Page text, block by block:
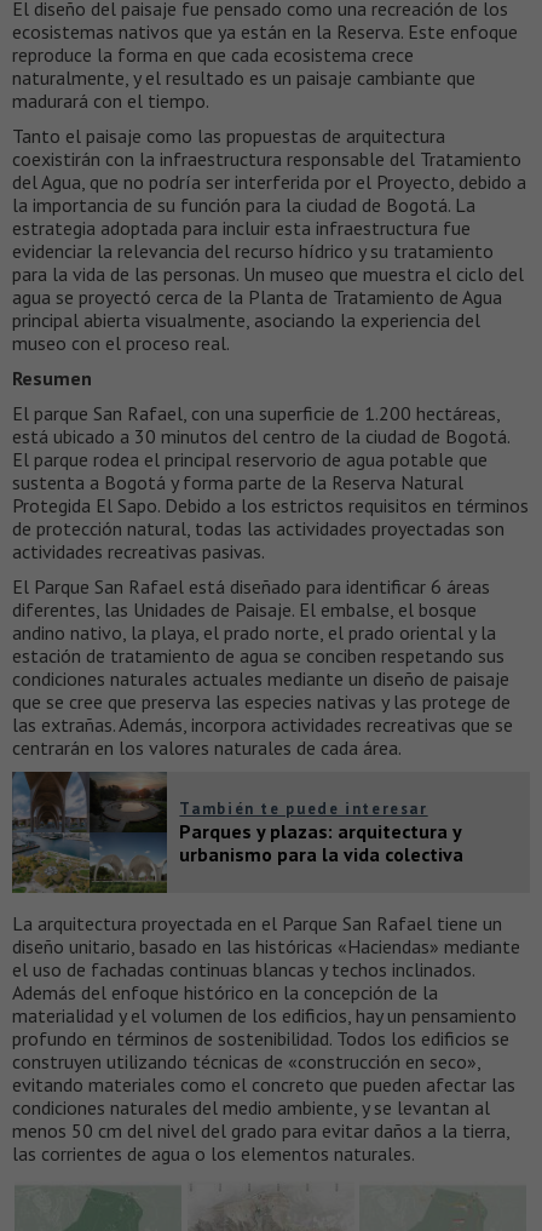
El diseño del paisaje fue pensado como una recreación de los
ecosistemas nativos que ya están en la Reserva. Este enfoque
reproduce la forma en que cada ecosistema crece
naturalmente, y el resultado es un paisaje cambiante que
madurará con el tiempo.
Tanto el paisaje como las propuestas de arquitectura
coexistirán con la infraestructura responsable del Tratamiento
del Agua, que no podría ser interferida por el Proyecto, debido a
la importancia de su función para la ciudad de Bogotá. La
estrategia adoptada para incluir esta infraestructura fue
evidenciar la relevancia del recurso hídrico y su tratamiento
para la vida de las personas. Un museo que muestra el ciclo del
agua se proyectó cerca de la Planta de Tratamiento de Agua
principal abierta visualmente, asociando la experiencia del
museo con el proceso real.
Resumen
El parque San Rafael, con una superficie de 1.200 hectáreas,
está ubicado a 30 minutos del centro de la ciudad de Bogotá.
El parque rodea el principal reservorio de agua potable que
sustenta a Bogotá y forma parte de la Reserva Natural
Protegida El Sapo. Debido a los estrictos requisitos en términos
de protección natural, todas las actividades proyectadas son
actividades recreativas pasivas.
El Parque San Rafael está diseñado para identificar 6 áreas
diferentes, las Unidades de Paisaje. El embalse, el bosque
andino nativo, la playa, el prado norte, el prado oriental y la
estación de tratamiento de agua se conciben respetando sus
condiciones naturales actuales mediante un diseño de paisaje
que se cree que preserva las especies nativas y las protege de
las extrañas. Además, incorpora actividades recreativas que se
centrarán en los valores naturales de cada área.
También te puede interesar
Parques y plazas: arquitectura y
urbanismo para la vida colectiva
La arquitectura proyectada en el Parque San Rafael tiene un
diseño unitario, basado en las históricas «Haciendas» mediante
el uso de fachadas continuas blancas y techos inclinados.
Además del enfoque histórico en la concepción de la
materialidad y el volumen de los edificios, hay un pensamiento
profundo en términos de sostenibilidad. Todos los edificios se
construyen utilizando técnicas de «construcción en seco»,
evitando materiales como el concreto que pueden afectar las
condiciones naturales del medio ambiente, y se levantan al
menos 50 cm del nivel del grado para evitar daños a la tierra,
las corrientes de agua o los elementos naturales.